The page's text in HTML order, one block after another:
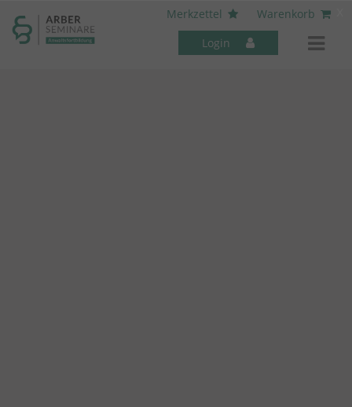
Merkzettel
Warenkorb
Login